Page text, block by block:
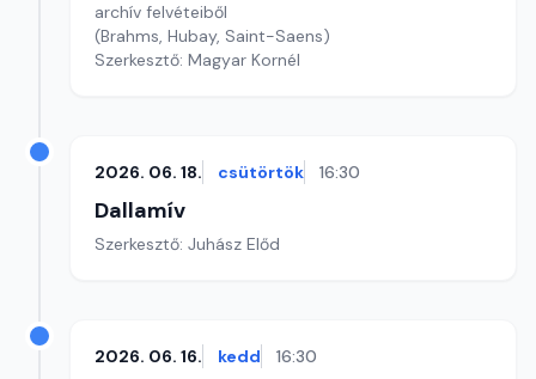
archív felvéteiből
(Brahms, Hubay, Saint-Saens)
Szerkesztő: Magyar Kornél
2026. 06. 18. csütörtök 16:30
Dallamív
Szerkesztő: Juhász Előd
2026. 06. 16. kedd 16:30